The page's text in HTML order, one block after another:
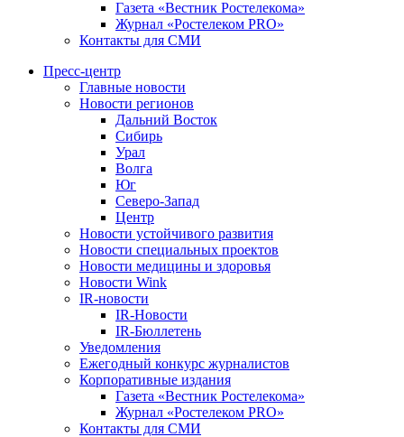
Газета «Вестник Ростелекома»
Журнал «Ростелеком PRO»
Контакты для СМИ
Пресс-центр
Главные новости
Новости регионов
Дальний Восток
Сибирь
Урал
Волга
Юг
Северо-Запад
Центр
Новости устойчивого развития
Новости специальных проектов
Новости медицины и здоровья
Новости Wink
IR-новости
IR-Новости
IR-Бюллетень
Уведомления
Ежегодный конкурс журналистов
Корпоративные издания
Газета «Вестник Ростелекома»
Журнал «Ростелеком PRO»
Контакты для СМИ